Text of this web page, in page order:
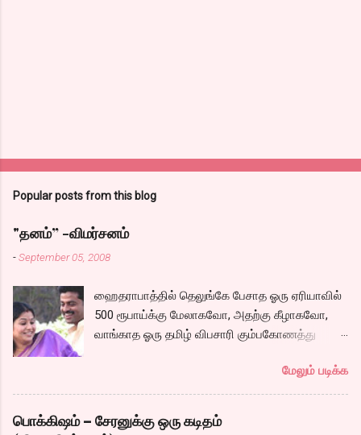
Popular posts from this blog
"தனம்” -விமர்சனம்
-September 05, 2008
ஹைதராபாத்தில் தெலுங்கே பேசாத ஓரு ஏரியாவில்
500 ரூபாய்க்கு மேலாகவோ, அதற்கு கீழாகவோ,
வாங்காத ஓரு தமிழ் விபசாரி கும்பகோணத்து
வாழ்கைபடுகிறாள். அவளுடய வாழ்கை எப்படி
அமைந்தது? என்ற ஓரு நல்ல லைனை , சங்கீதா
தன்னுடய இடுப்பை சுழற்றி, சுழற்றி நடப்பதை போல்
சும்மா, சுத்தி, சுத்தி குழப்பி, நம்பமுடியாத
மேலும் படிக்க
பொக்கிஷம் – சேரனுக்கு ஒரு கடிதம்